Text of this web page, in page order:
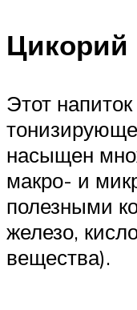
Цикорий
Этот
насыщен
макро- и
полезными
железо,
вещества).